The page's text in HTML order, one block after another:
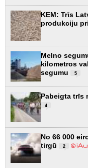
KEM: Trīs
produkciju
Melno
kilometros
segumu
5
Pabeigta trīs
4
No 66 000
tirgū
2